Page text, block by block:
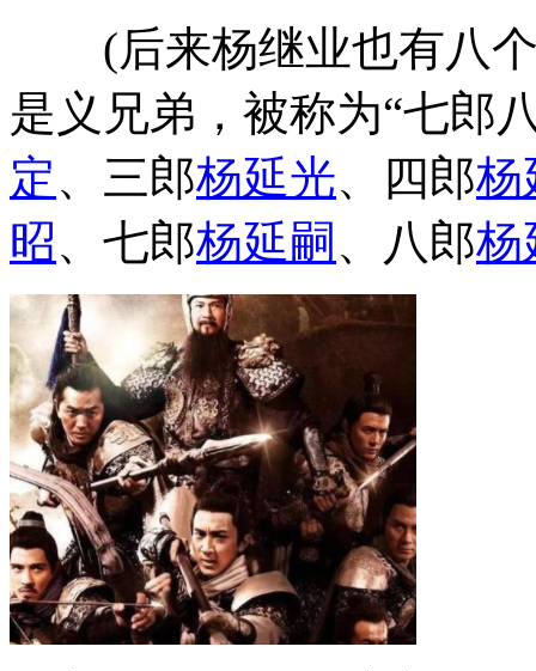
(后来杨继业也有八个
是义兄弟，被称为“七郎
定、三郎杨延光、四郎杨
昭、七郎杨延嗣 、八郎杨